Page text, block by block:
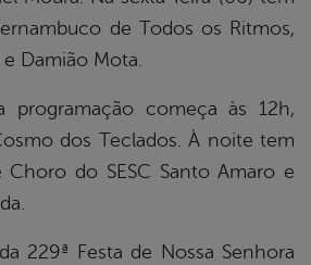
de Todos os Ritmos,
Damião Mota.
programação começa às 12h,
dos Teclados. À noite tem
Choro do SESC Santo Amaro e
229ª Festa de Nossa Senhora